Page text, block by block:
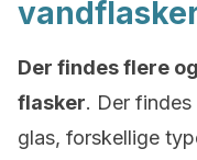
Der findes flere
flasker. Der
glas, forskellige